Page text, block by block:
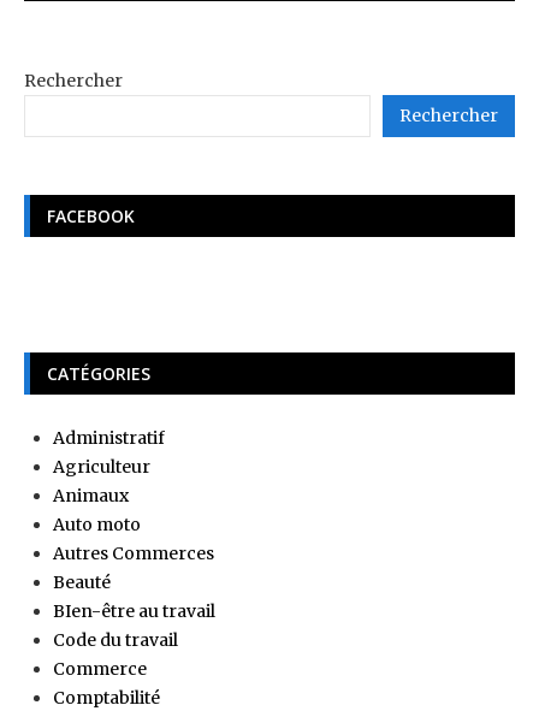
Rechercher
Rechercher
FACEBOOK
CATÉGORIES
Administratif
Agriculteur
Animaux
Auto moto
Autres Commerces
Beauté
BIen-être au travail
Code du travail
Commerce
Comptabilité